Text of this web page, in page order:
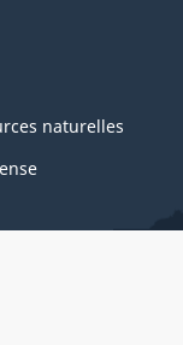
naturelles